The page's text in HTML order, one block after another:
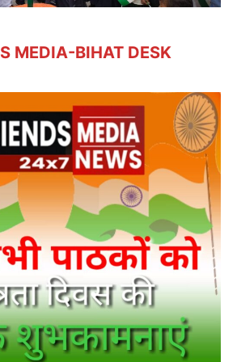
MEDIA-BIHAT DESK